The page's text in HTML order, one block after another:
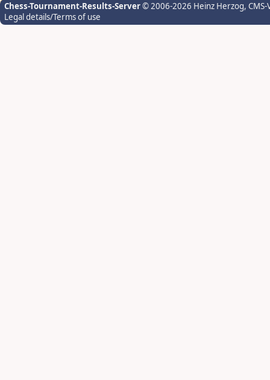
Chess-Tournament-Results-Server© 2006-2026 Heinz Herzog,
Legal details/Terms of use